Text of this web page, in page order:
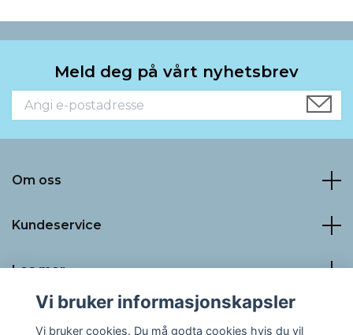
Meld deg på vårt nyhetsbrev
Om oss
Kundeservice
Les mer
Vi bruker informasjonskapsler
Vi bruker cookies. Du må godta cookies hvis du vil